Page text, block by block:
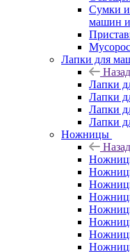
Сумки
машин и
Лапки для
Назад
Лапки
Лапки
Лапки
Лапки
Ножницы
Назад